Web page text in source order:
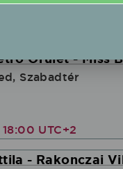
Őrület - Miss
Szabadtér
UTC+2
- Rakonczai